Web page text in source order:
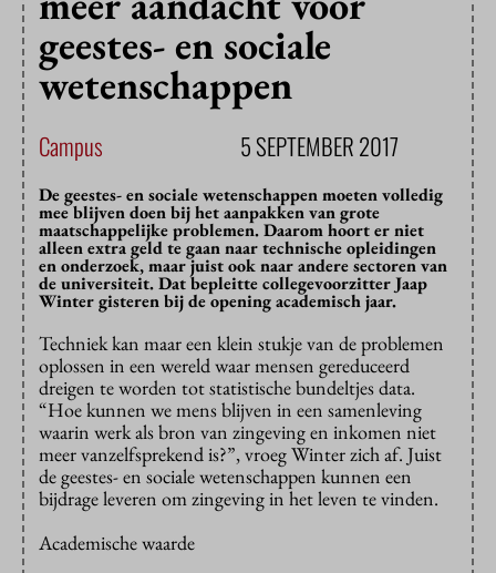
geestes- en sociale
wetenschappen
Campus 5 SEPTEMBER 2017
De geestes- en sociale wetenschappen moeten volledig
mee blijven doen bij het aanpakken van grote
maatschappelijke problemen. Daarom hoort er niet
alleen extra geld te gaan naar technische opleidingen
en onderzoek, maar juist ook naar andere sectoren van
de universiteit. Dat bepleitte collegevoorzitter Jaap
Winter gisteren bij de opening academisch jaar.
Techniek kan maar een klein stukje van de problemen
oplossen in een wereld waar mensen gereduceerd
dreigen te worden tot statistische bundeltjes data.
“Hoe kunnen we mens blijven in een samenleving
waarin werk als bron van zingeving en inkomen niet
meer vanzelfsprekend is?”, vroeg Winter zich af. Juist
de geestes- en sociale wetenschappen kunnen een
bijdrage leveren om zingeving in het leven te vinden.
Academische waarde